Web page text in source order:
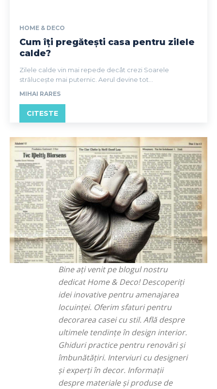
HOME & DECO
Cum îți pregătești casa pentru zilele
calde?
Zilele calde vin mai repede decât crezi Soarele
strălucește mai puternic. Aerul devine tot...
MIHAI RARES
CITESTE
Bine ați venit pe blogul nostru
dedicat Home & Deco! Descoperiți
idei inovative pentru amenajarea
locuinței. Oferim sfaturi pentru
decorarea casei cu stil. Află despre
ultimele tendințe în design interior.
Ghiduri practice pentru renovări și
îmbunătățiri. Interviuri cu designeri
și experți în decor. Informații
despre materiale și produse de